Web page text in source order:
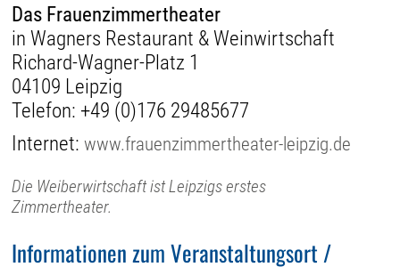
Das Frauenzimmertheater
in Wagners Restaurant & Weinwirtschaft
Richard-Wagner-Platz 1
04109 Leipzig
Telefon: +49 (0)176 29485677
Internet:www.frauenzimmertheater-leipzig.de
Die Weiberwirtschaft ist Leipzigs erstes
Zimmertheater.
Informationen zum Veranstaltungsort /